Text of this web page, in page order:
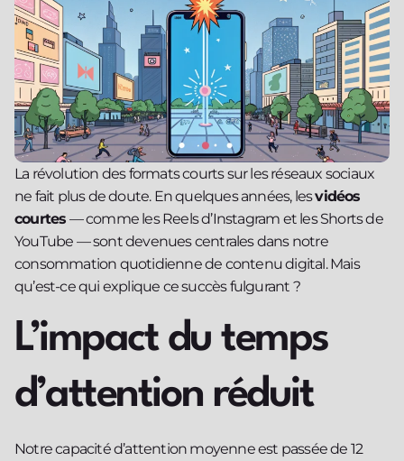
La révolution des formats courts sur les réseaux sociaux
ne fait plus de doute. En quelques années, lesvidéos
courtes — comme les Reels d’Instagram et les Shorts de
YouTube — sont devenues centrales dans notre
consommation quotidienne de contenu digital. Mais
qu’est-ce qui explique ce succès fulgurant ?
L’impact du temps
d’attention réduit
Notre capacité d’attention moyenne est passée de 12